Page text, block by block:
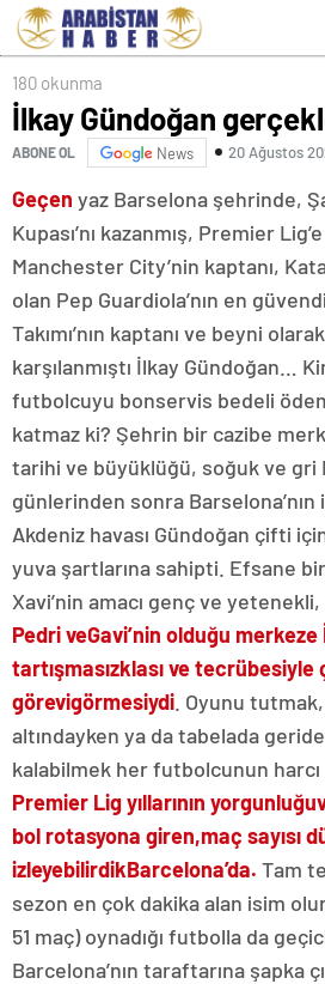
180 okunma
İlkay Gündoğan
ABONE OL News 20 Ağustos
Geçen yaz Barselona şehrinde,
Kupası’nı kazanmış, Premier
Manchester City’nin kaptanı,
olan Pep Guardiola’nın en
Takımı’nın kaptanı ve beyni
karşılanmıştı İlkay Gündoğan…
futbolcuyu bonservis bedeli
katmaz ki? Şehrin bir cazibe
tarihi ve büyüklüğü, soğuk ve gri
günlerinden sonra Barselona’nın
Akdeniz havası Gündoğan çifti
yuva şartlarına sahipti. Efsane
Xavi’nin amacı genç ve
Pedri veGavi’nin olduğu merkeze
tartışmasızklası ve tecrübesiyle
görevigörmesiydi . Oyunu
altındayken ya da tabelada
kalabilmek her futbolcunun
Premier Lig yıllarının yorgunluğu
bol rotasyona giren,maç sayısı
izleyebilirdikBarcelona’da. Tam
sezon en çok dakika alan isim
51 maç) oynadığı futbolla da
Barcelona’nın taraftarına şapka